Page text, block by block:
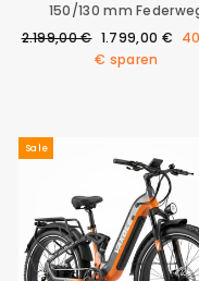
150/130 mm
Normaler
2.199,00 € Sonderpreis
1.799,00 €
€ sparen
Sale